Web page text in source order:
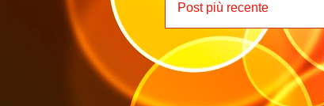
Post più recente